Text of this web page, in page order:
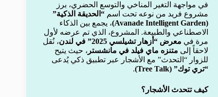
في مواجهة التغير المناخي والتوسع الحضري، برز
مشروع فريد من نوعه تحت اسم “الحديقة الذكية”
(Avanade Intelligent Garden)
، يجمع بين الذكاء
الاصطناعي والطبيعة. المشروع، الذي تم عرضه لأول
مرة في معرض “أزهار تشيلسي 2025” في لندن
، نُقل
لاحقاً إلى متنزه ماي فيلد في مانشستر ، حيث يتيح
للزوار “التحدث” مع الأشجار عبر تطبيق ذكي يُدعى
“تري توك” (Tree Talk)
.
كيف تتحدث الأشجار؟